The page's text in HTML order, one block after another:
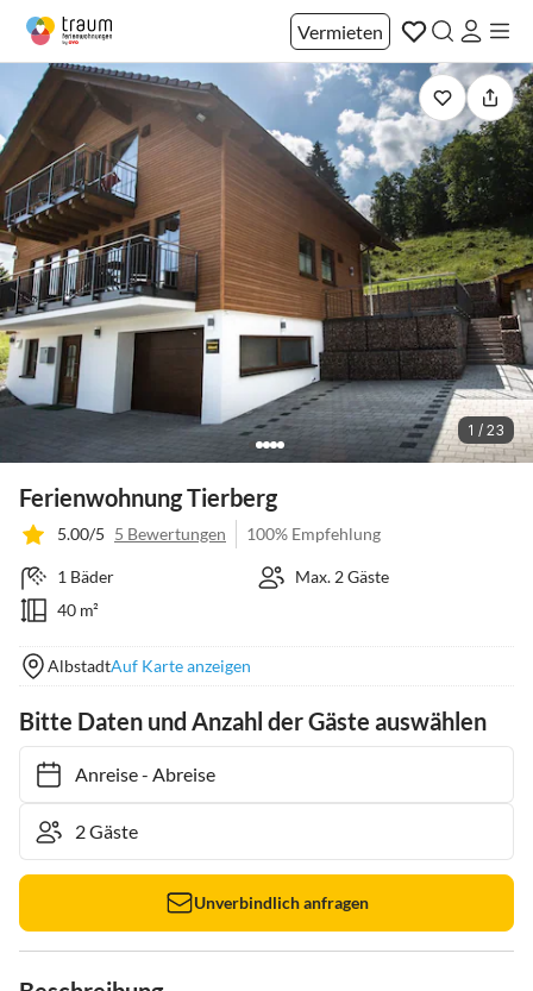
Vermieten
1 / 23
Ferienwohnung Tierberg
5.00/5 5 Bewertungen 100% Empfehlung
1 Bäder
Max. 2 Gäste
40 m²
AlbstadtAuf Karte anzeigen
Bitte Daten und Anzahl der Gäste auswählen
Anreise- Abreise
Unverbindlich anfragen